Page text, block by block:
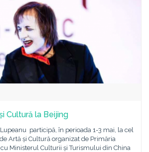
Cultură la Beijing
participă, în perioada 1-3 mai, la cel
Artă și Cultură organizat de Primăria
Ministerul Culturii și Turismului din China